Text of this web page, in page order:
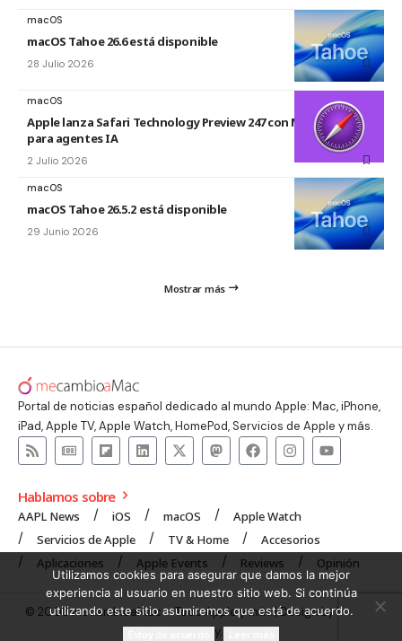
macOS
macOS Tahoe 26.6 está disponible
28 Julio 2026
macOS
Apple lanza Safari Technology Preview 247 con MCP Server
para agentes IA
2 Julio 2026
macOS
macOS Tahoe 26.5.2 está disponible
29 Junio 2026
Mostrar más
Portal de noticias español dedicado al mundo Apple: Mac, iPhone,
iPad, Apple TV, Apple Watch, HomePod, Servicios de Apple y más.
Hablamos sobre
AAPL News iOS macOS
Apple Watch
Servicios de Apple
TV & Home
Accesorios
Aplicaciones
Apple Events Reviews Opinión
© 2008 mecambioaMac – Todo Apple y más | Design byUNXON
Agency.
Utilizamos cookies para asegurar que damos la mejor
experiencia al usuario en nuestro sitio web. Si continúa
utilizando este sitio asumiremos que está de acuerdo.